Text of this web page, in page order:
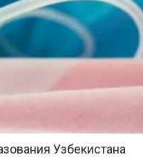
Узбекистана